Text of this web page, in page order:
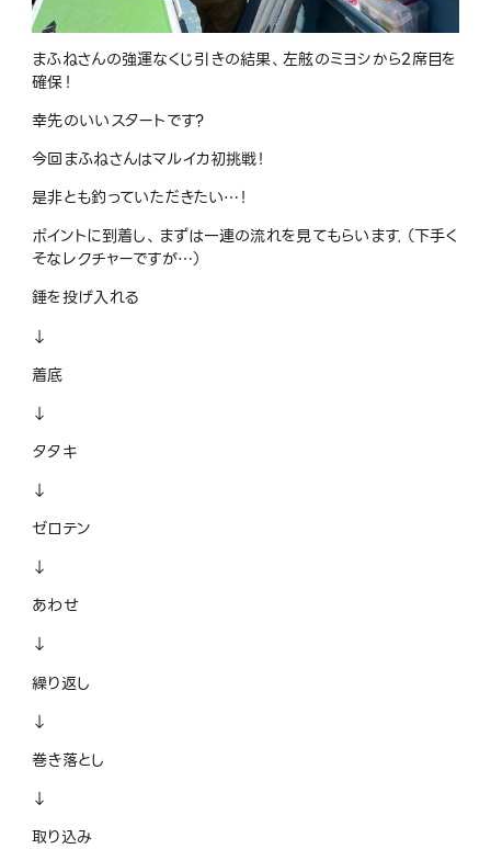
まふねさんの強運なくじ引きの結果、左舷のミヨシから2席目を
確保！
幸先のいいスタートです?
今回まふねさんはマルイカ初挑戦！
是非とも釣っていただきたい…！
ポイントに到着し、まずは一連の流れを見てもらいます．（下手く
そなレクチャーですが…）
錘を投げ入れる
↓
着底
↓
タタキ
↓
ゼロテン
↓
あわせ
↓
繰り返し
↓
巻き落とし
↓
取り込み